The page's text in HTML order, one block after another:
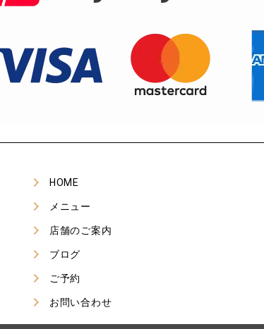
HOME
メニュー
店舗のご案内
ブログ
ご予約
お問い合わせ